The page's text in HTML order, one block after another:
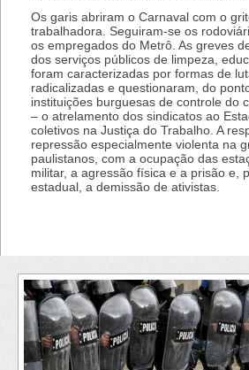
Os garis abriram o Carnaval com o
trabalhadora. Seguiram-se os
os empregados do Metrô. As greves
dos serviços públicos de limpeza,
foram caracterizadas por formas de
radicalizadas e questionaram, do
instituições burguesas de controle do
– o atrelamento dos sindicatos ao
coletivos na Justiça do Trabalho. A
repressão especialmente violenta na
paulistanos, com a ocupação das
militar, a agressão física e a prisão e,
estadual, a demissão de ativistas.